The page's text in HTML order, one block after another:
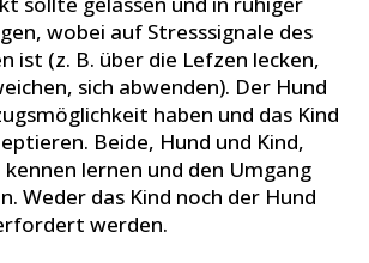
wobei auf Stresssignale des
ist (z. B. über die Lefzen lecken,
sich abwenden). Der Hund
haben und das Kind
Beide, Hund und Kind,
lernen und den Umgang
Weder das Kind noch der Hund
werden.